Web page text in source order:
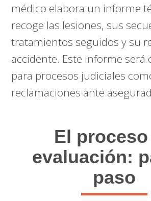
médico elabora un informe
recoge las lesiones, sus
tratamientos seguidos y su
accidente. Este informe será
para procesos judiciales
reclamaciones ante
El
evaluación:
paso